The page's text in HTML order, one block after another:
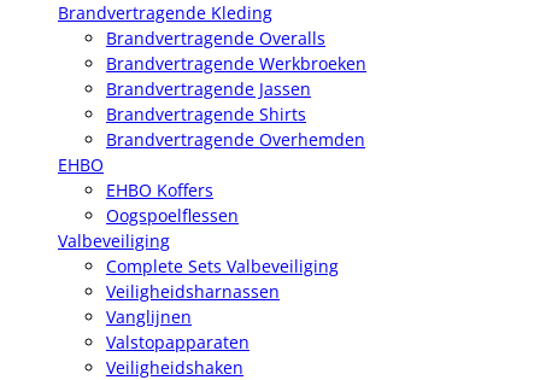
Brandvertragende Kleding
Brandvertragende Overalls
Brandvertragende Werkbroeken
Brandvertragende Jassen
Brandvertragende Shirts
Brandvertragende Overhemden
EHBO
EHBO Koffers
Oogspoelflessen
Valbeveiliging
Complete Sets Valbeveiliging
Veiligheidsharnassen
Vanglijnen
Valstopapparaten
Veiligheidshaken